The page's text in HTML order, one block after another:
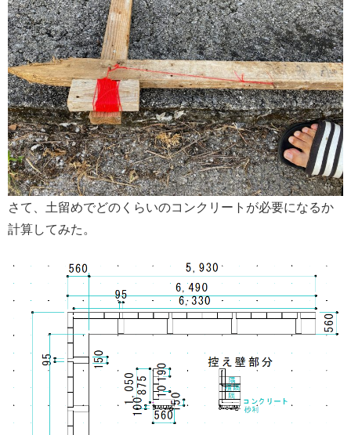
さて、土留めでどのくらいのコンクリートが必要になるか
計算してみた。